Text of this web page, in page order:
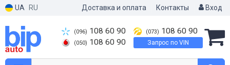
UA RU Доставка и оплата Контакты Вход
(096) 108 60 90
(050) 108 60 90
(073) 108 60 90
Запрос по VIN